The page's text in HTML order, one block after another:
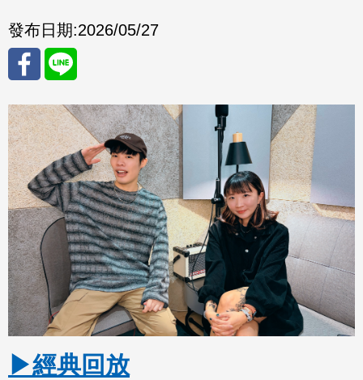
發布日期:2026/05/27
分享
至
Fac
eBo
ok
分享
至
Line
▶經典回放